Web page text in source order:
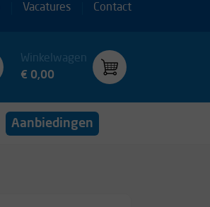
Vacatures Contact
Winkelwagen
€ 0,00
Aanbiedingen